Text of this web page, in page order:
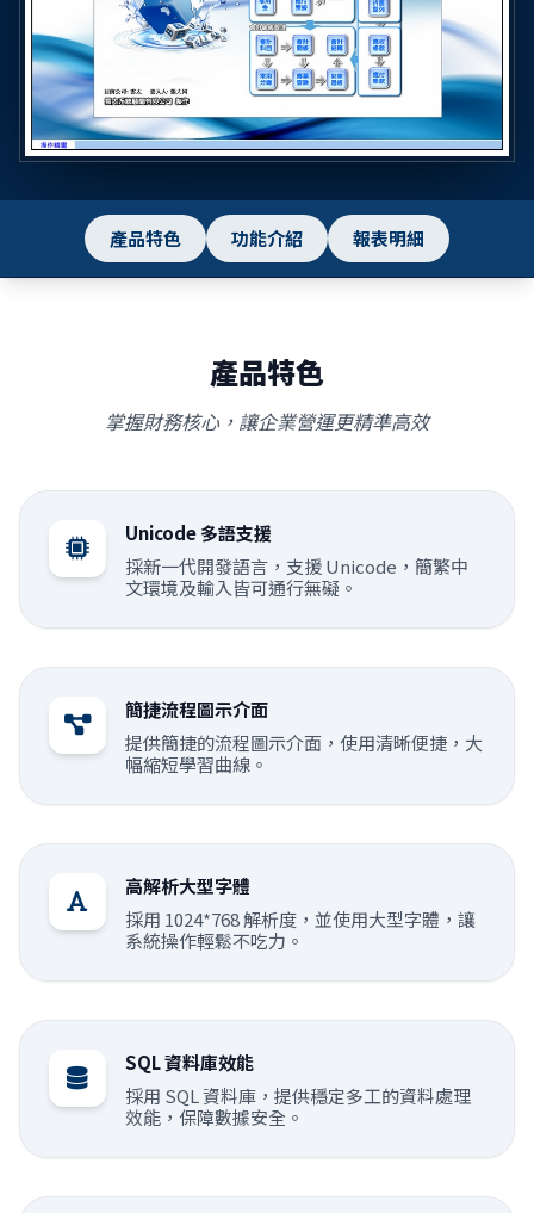
產品特色 功能介紹 報表明細
產品特色
掌握財務核心，讓企業營運更精準高效
Unicode 多語支援
採新一代開發語言，支援 Unicode，簡繁中
文環境及輸入皆可通行無礙。
簡捷流程圖示介面
提供簡捷的流程圖示介面，使用清晰便捷，大
幅縮短學習曲線。
高解析大型字體
採用 1024*768 解析度，並使用大型字體，讓
系統操作輕鬆不吃力。
SQL 資料庫效能
採用 SQL 資料庫，提供穩定多工的資料處理
效能，保障數據安全。